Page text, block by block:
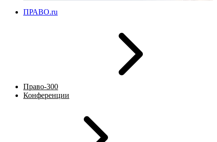
ПРАВО.ru
Право-300
Конференции